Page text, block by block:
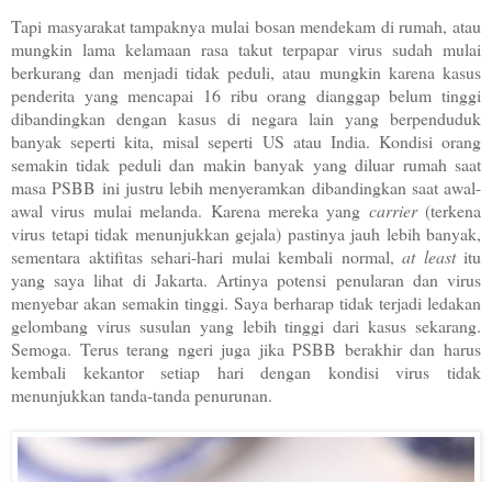
Tapi masyarakat tampaknya mulai bosan mendekam di rumah, atau
mungkin lama kelamaan rasa takut terpapar virus sudah mulai
berkurang dan menjadi tidak peduli, atau mungkin karena kasus
penderita yang mencapai 16 ribu orang dianggap belum tinggi
dibandingkan dengan kasus di negara lain yang berpenduduk
banyak seperti kita, misal seperti US atau India. Kondisi orang
semakin tidak peduli dan makin banyak yang diluar rumah saat
masa PSBB ini justru lebih menyeramkan dibandingkan saat awal-
awal virus mulai melanda. Karena mereka yang carrier (terkena
virus tetapi tidak menunjukkan gejala) pastinya jauh lebih banyak,
sementara aktifitas sehari-hari mulai kembali normal, at leastitu
yang saya lihat di Jakarta. Artinya potensi penularan dan virus
menyebar akan semakin tinggi. Saya berharap tidak terjadi ledakan
gelombang virus susulan yang lebih tinggi dari kasus sekarang.
Semoga. Terus terang ngeri juga jika PSBB berakhir dan harus
kembali kekantor setiap hari dengan kondisi virus tidak
menunjukkan tanda-tanda penurunan.